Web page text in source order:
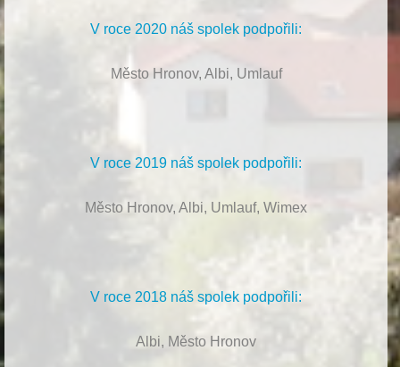
V roce 2020 náš spolek podpořili:
Město Hronov, Albi, Umlauf
V roce 2019 náš spolek podpořili:
Město Hronov, Albi, Umlauf, Wimex
V roce 2018 náš spolek podpořili:
Albi, Město Hronov